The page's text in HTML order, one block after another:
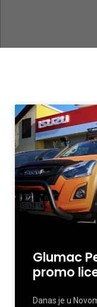
Glumac
promo
Danas je u